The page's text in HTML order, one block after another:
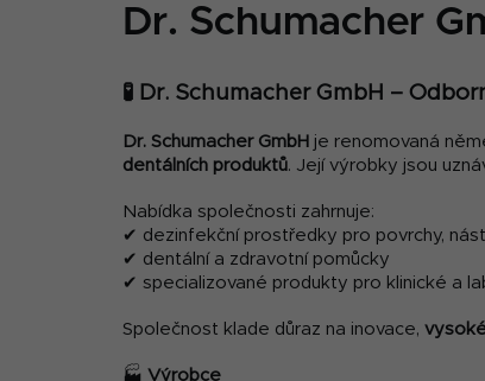
Dr. Schumacher
🧪 Dr. Schumacher GmbH –
Dr. Schumacher GmbH je renomovaná
dentálních produktů. Její výrobky jsou
Nabídka společnosti zahrnuje:
✔ dezinfekční prostředky pro povrchy,
✔ dentální a zdravotní pomůcky
✔ specializované produkty pro klinické a
Společnost klade důraz na inovace,
🏭 Výrobce